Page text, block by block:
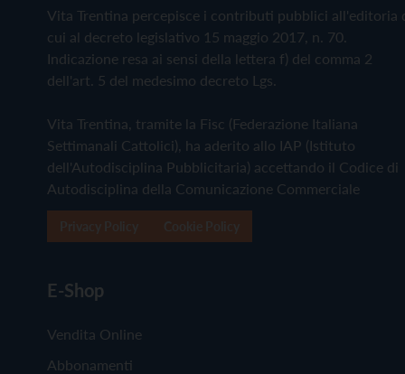
Vita Trentina percepisce i contributi pubblici all'editoria
cui al decreto legislativo 15 maggio 2017, n. 70.
Indicazione resa ai sensi della lettera f) del comma 2
dell'art. 5 del medesimo decreto Lgs.
Vita Trentina, tramite la Fisc (Federazione Italiana
Settimanali Cattolici), ha aderito allo IAP (Istituto
dell'Autodisciplina Pubblicitaria) accettando il Codice di
Autodisciplina della Comunicazione Commerciale
E-Shop
Vendita Online
Abbonamenti